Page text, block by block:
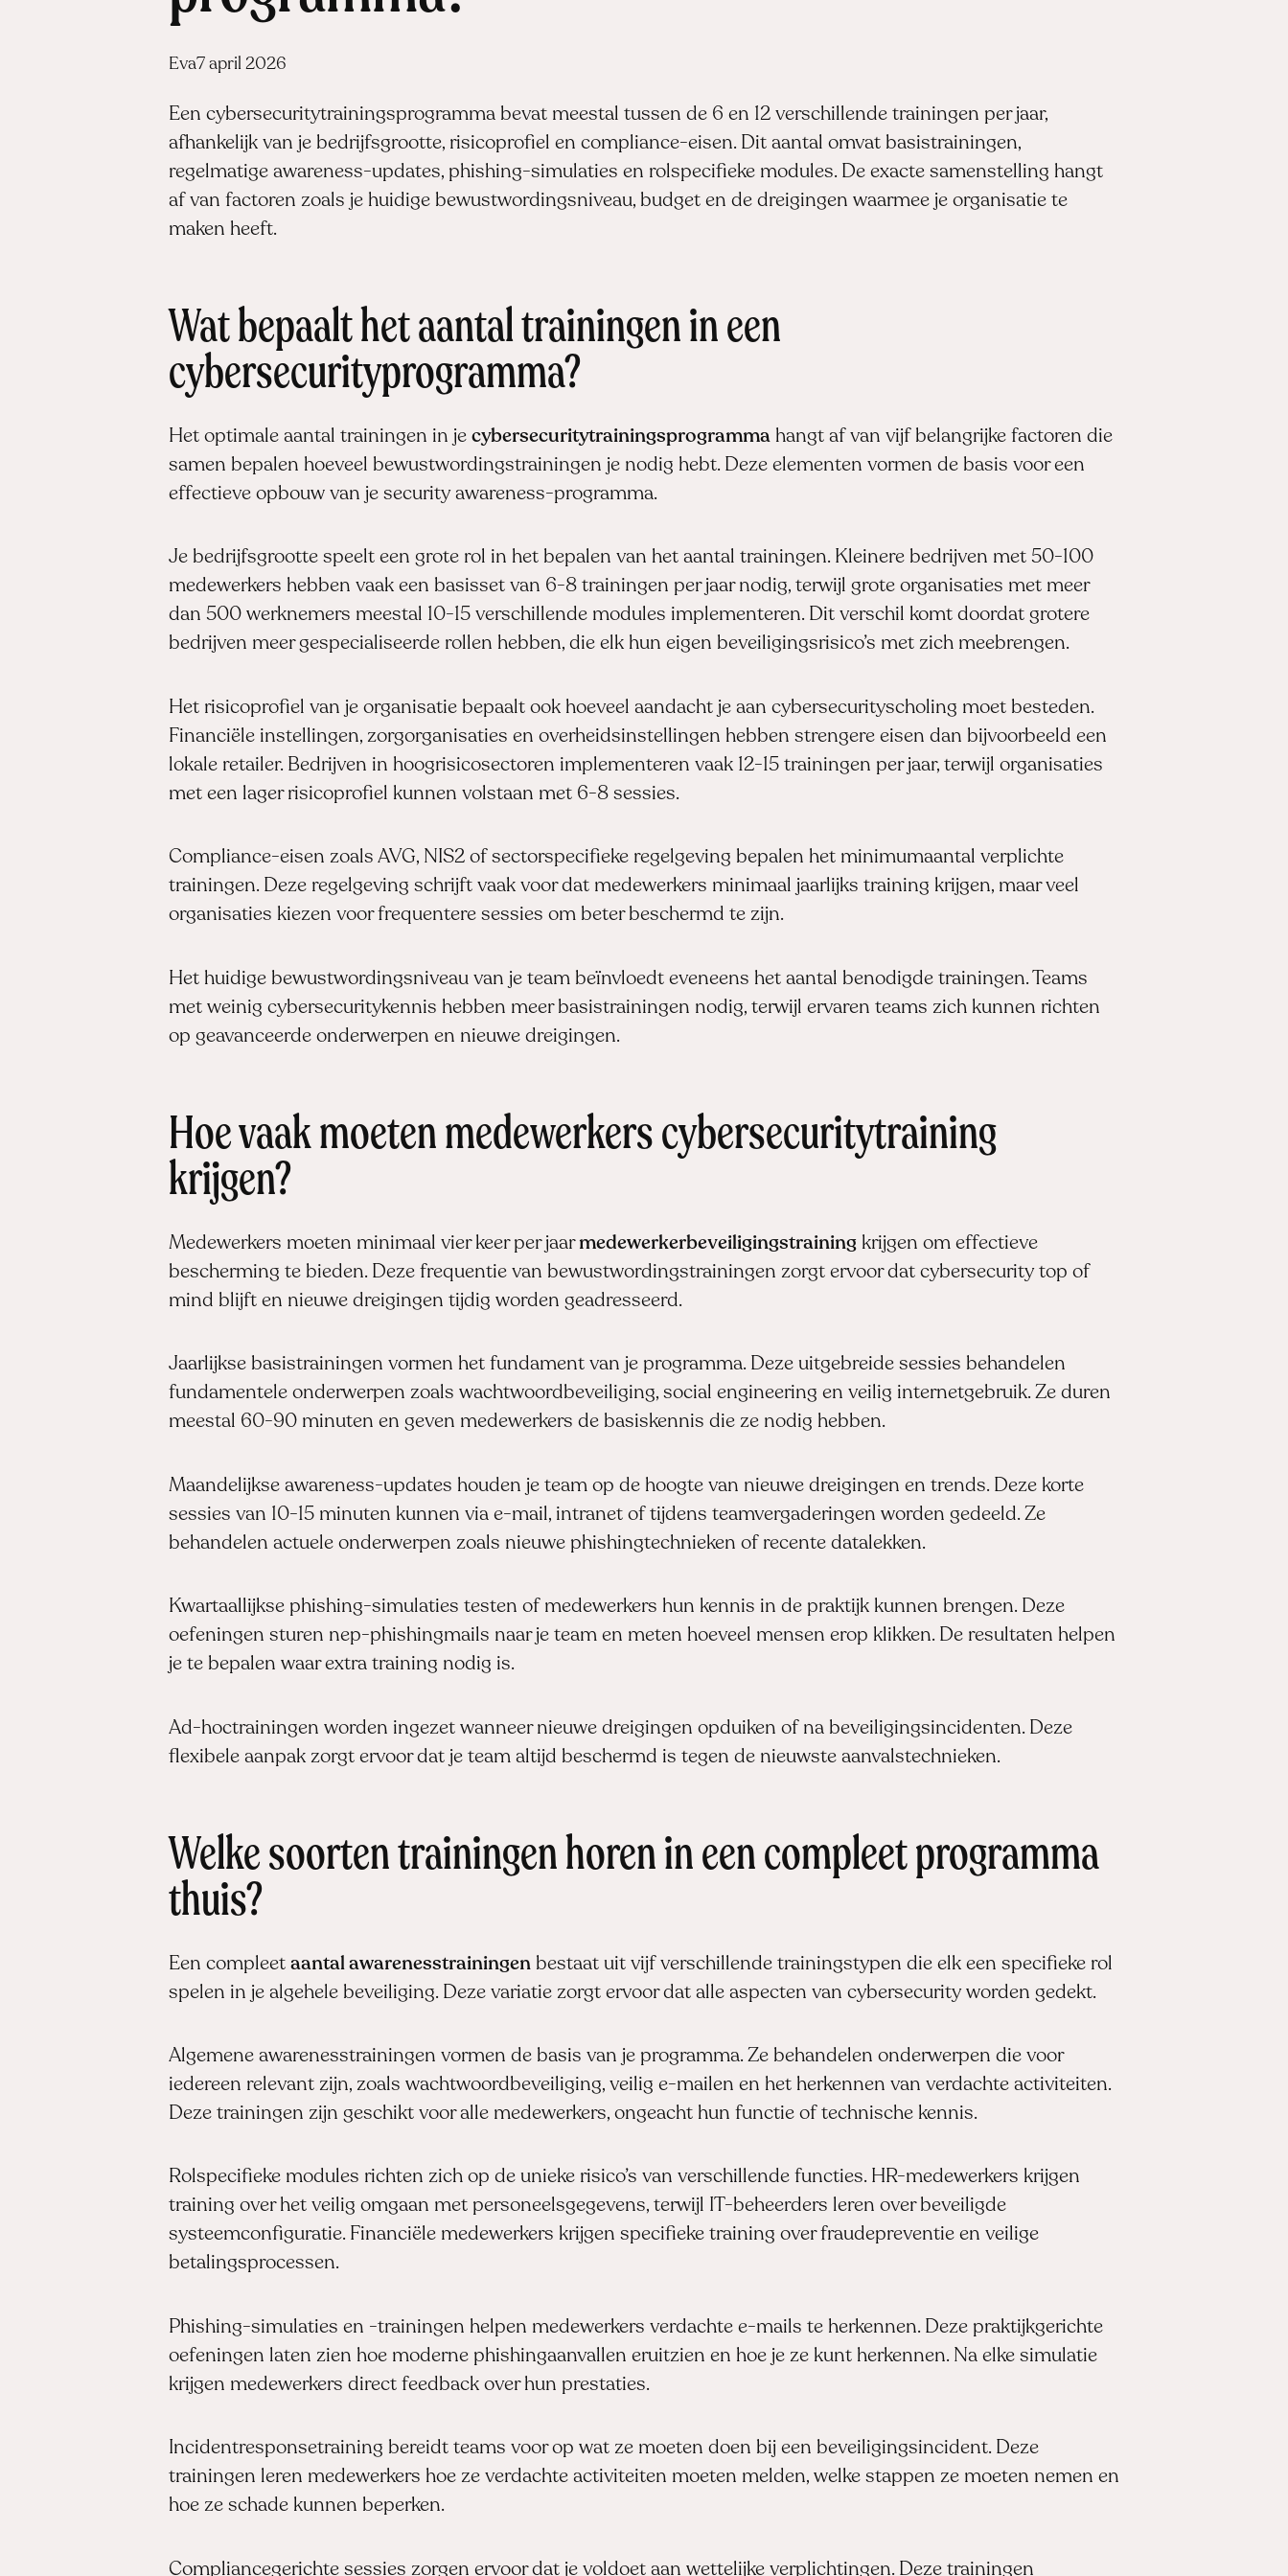
Posted
Eva7 april 2026
Een cybersecuritytrainingsprogramma bevat meestal tussen de 6 en 12 verschillende trainingen per jaar,
afhankelijk van je bedrijfsgrootte, risicoprofiel en compliance-eisen. Dit aantal omvat basistrainingen,
regelmatige awareness-updates, phishing-simulaties en rolspecifieke modules. De exacte samenstelling hangt
af van factoren zoals je huidige bewustwordingsniveau, budget en de dreigingen waarmee je organisatie te
maken heeft.
Wat bepaalt het aantal trainingen in een
cybersecurityprogramma?
Het optimale aantal trainingen in je cybersecuritytrainingsprogramma hangt af van vijf belangrijke factoren die
samen bepalen hoeveel bewustwordingstrainingen je nodig hebt. Deze elementen vormen de basis voor een
effectieve opbouw van je security awareness-programma.
Je bedrijfsgrootte speelt een grote rol in het bepalen van het aantal trainingen. Kleinere bedrijven met 50-100
medewerkers hebben vaak een basisset van 6-8 trainingen per jaar nodig, terwijl grote organisaties met meer
dan 500 werknemers meestal 10-15 verschillende modules implementeren. Dit verschil komt doordat grotere
bedrijven meer gespecialiseerde rollen hebben, die elk hun eigen beveiligingsrisico’s met zich meebrengen.
Het risicoprofiel van je organisatie bepaalt ook hoeveel aandacht je aan cybersecurityscholing moet besteden.
Financiële instellingen, zorgorganisaties en overheidsinstellingen hebben strengere eisen dan bijvoorbeeld een
lokale retailer. Bedrijven in hoogrisicosectoren implementeren vaak 12-15 trainingen per jaar, terwijl organisaties
met een lager risicoprofiel kunnen volstaan met 6-8 sessies.
Compliance-eisen zoals AVG, NIS2 of sectorspecifieke regelgeving bepalen het minimumaantal verplichte
trainingen. Deze regelgeving schrijft vaak voor dat medewerkers minimaal jaarlijks training krijgen, maar veel
organisaties kiezen voor frequentere sessies om beter beschermd te zijn.
Het huidige bewustwordingsniveau van je team beïnvloedt eveneens het aantal benodigde trainingen. Teams
met weinig cybersecuritykennis hebben meer basistrainingen nodig, terwijl ervaren teams zich kunnen richten
op geavanceerde onderwerpen en nieuwe dreigingen.
Hoe vaak moeten medewerkers cybersecuritytraining
krijgen?
Medewerkers moeten minimaal vier keer per jaar medewerkerbeveiligingstraining krijgen om effectieve
bescherming te bieden. Deze frequentie van bewustwordingstrainingen zorgt ervoor dat cybersecurity top of
mind blijft en nieuwe dreigingen tijdig worden geadresseerd.
Jaarlijkse basistrainingen vormen het fundament van je programma. Deze uitgebreide sessies behandelen
fundamentele onderwerpen zoals wachtwoordbeveiliging, social engineering en veilig internetgebruik. Ze duren
meestal 60-90 minuten en geven medewerkers de basiskennis die ze nodig hebben.
Maandelijkse awareness-updates houden je team op de hoogte van nieuwe dreigingen en trends. Deze korte
sessies van 10-15 minuten kunnen via e-mail, intranet of tijdens teamvergaderingen worden gedeeld. Ze
behandelen actuele onderwerpen zoals nieuwe phishingtechnieken of recente datalekken.
Kwartaal­lijkse phishing-simulaties testen of medewerkers hun kennis in de praktijk kunnen brengen. Deze
oefeningen sturen nep-phishingmails naar je team en meten hoeveel mensen erop klikken. De resultaten helpen
je te bepalen waar extra training nodig is.
Ad-hoctrainingen worden ingezet wanneer nieuwe dreigingen opduiken of na beveiligingsincidenten. Deze
flexibele aanpak zorgt ervoor dat je team altijd beschermd is tegen de nieuwste aanvalstechnieken.
Welke soorten trainingen horen in een compleet programma
thuis?
Een compleet aantal awarenesstrainingen bestaat uit vijf verschillende trainingstypen die elk een specifieke rol
spelen in je algehele beveiliging. Deze variatie zorgt ervoor dat alle aspecten van cybersecurity worden gedekt.
Algemene awarenesstrainingen vormen de basis van je programma. Ze behandelen onderwerpen die voor
iedereen relevant zijn, zoals wachtwoordbeveiliging, veilig e-mailen en het herkennen van verdachte activiteiten.
Deze trainingen zijn geschikt voor alle medewerkers, ongeacht hun functie of technische kennis.
Rolspecifieke modules richten zich op de unieke risico’s van verschillende functies. HR-medewerkers krijgen
training over het veilig omgaan met personeelsgegevens, terwijl IT-beheerders leren over beveiligde
systeemconfiguratie. Financiële medewerkers krijgen specifieke training over fraudepreventie en veilige
betalingsprocessen.
Phishing-simulaties en -trainingen helpen medewerkers verdachte e-mails te herkennen. Deze praktijkgerichte
oefeningen laten zien hoe moderne phishingaanvallen eruitzien en hoe je ze kunt herkennen. Na elke simulatie
krijgen medewerkers direct feedback over hun prestaties.
Incidentresponsetraining bereidt teams voor op wat ze moeten doen bij een beveiligingsincident. Deze
trainingen leren medewerkers hoe ze verdachte activiteiten moeten melden, welke stappen ze moeten nemen en
hoe ze schade kunnen beperken.
Compliancegerichte sessies zorgen ervoor dat je voldoet aan wettelijke verplichtingen. Deze trainingen